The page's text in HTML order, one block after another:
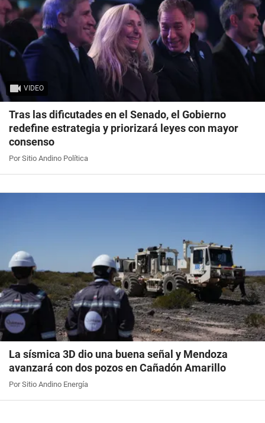
VIDEO
Tras las dificutades en el Senado, el Gobierno
redefine estrategia y priorizará leyes con mayor
consenso
Por Sitio Andino Política
La sísmica 3D dio una buena señal y Mendoza
avanzará con dos pozos en Cañadón Amarillo
Por Sitio Andino Energía